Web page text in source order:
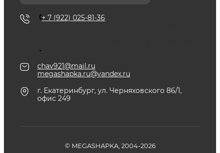
+ 7 (922) 025-81-36
chav921@mail.ru
megashapka.ru@yandex.ru
г. Екатеринбург, ул. Черняховского 86/1,
офис 249
© MEGASHAPKA, 2004-2026